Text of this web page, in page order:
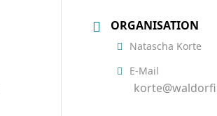
ORGANISATION
Natascha Korte
E-Mail